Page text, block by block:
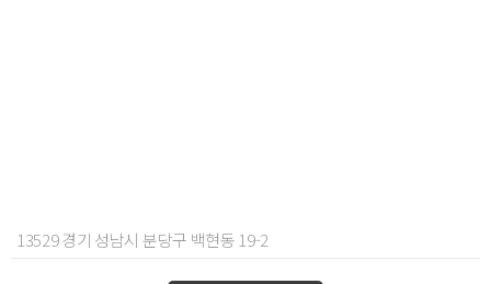
13529 경기 성남시 분당구 백현동 19-2